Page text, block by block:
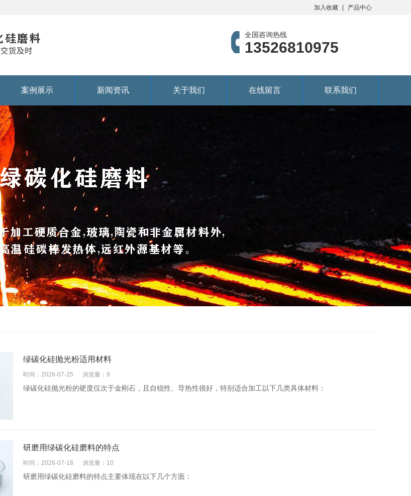
加入收藏 产品中心
全国咨询热线
13526810975
案例展示 新闻资讯 关于我们 在线留言 联系我们
绿碳化硅抛光粉适用材料
时间：2026-07-25 浏览量：9
绿碳化硅抛光粉的硬度仅次于金刚石，且自锐性、导热性很好，特别适合加工以下几类具体材料：
研磨用绿碳化硅磨料的特点
时间：2026-07-18 浏览量：10
研磨用绿碳化硅磨料的特点主要体现在以下几个方面：